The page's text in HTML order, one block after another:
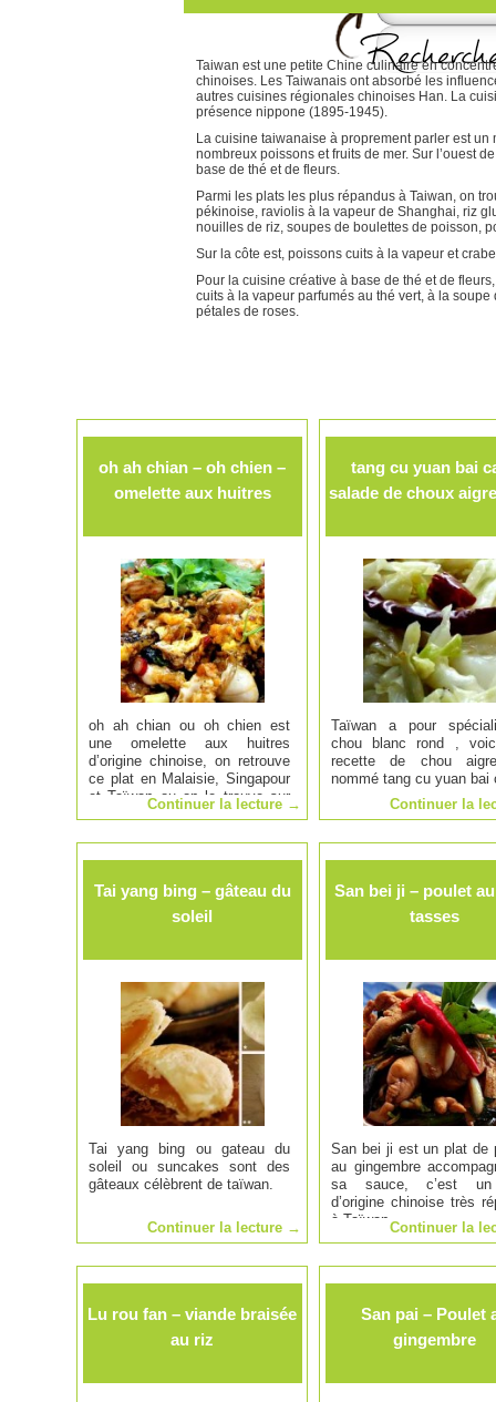
Taiwan est une petite Chine culinaire en
chinoises. Les Taiwanais ont absorbé les
autres cuisines régionales chinoises Han. La
présence nippone (1895-1945).
La cuisine taiwanaise à proprement parler est
nombreux poissons et fruits de mer. Sur l’ouest
base de thé et de fleurs.
Parmi les plats les plus répandus à Taiwan, on
pékinoise, raviolis à la vapeur de Shanghai, riz
nouilles de riz, soupes de boulettes de poisson,
Sur la côte est, poissons cuits à la vapeur et
Pour la cuisine créative à base de thé et de
cuits à la vapeur parfumés au thé vert, à la
pétales de roses.
oh ah chian – oh chien –
omelette aux huitres
oh ah chian ou oh chien est
une omelette aux huitres
d’origine chinoise, on retrouve
ce plat en Malaisie, Singapour
et Taïwan ou on le trouve sur
les marché.
Continuer la lecture →
tang cu yuan bai
salade de choux
Taïwan a pour
chou blanc rond ,
recette de chou
nommé tang cu yuan bai
Continuer la
Tai yang bing – gâteau du
soleil
Tai yang bing ou gateau du
soleil ou suncakes sont des
gâteaux célèbrent de taïwan.
Continuer la lecture →
San bei ji – poulet
tasses
San bei ji est un plat de
au gingembre
sa sauce, c’est
d’origine chinoise très
à Taïwan.Continuer la
Lu rou fan – viande braisée
au riz
San pai – Poulet
gingembre